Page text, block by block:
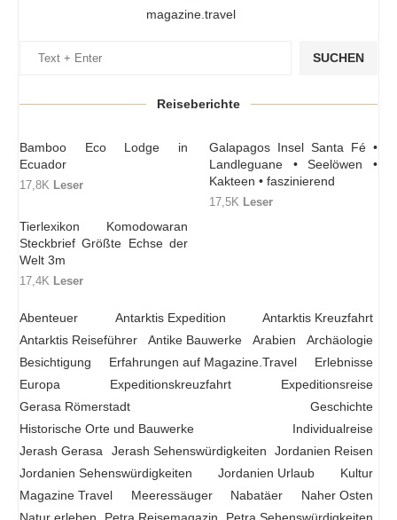
magazine.travel
SUCHEN
Reiseberichte
Bamboo Eco Lodge in
Ecuador
17,8K Leser
Galapagos Insel Santa Fé •
Landleguane • Seelöwen •
Kakteen • faszinierend
17,5K Leser
Tierlexikon Komodowaran
Steckbrief Größte Echse der
Welt 3m
17,4K Leser
Abenteuer Antarktis Expedition
Antarktis Kreuzfahrt
Antarktis Reiseführer
Antike Bauwerke Arabien
Archäologie
Besichtigung
Erfahrungen auf Magazine.Travel
Erlebnisse
Europa
Expeditionskreuzfahrt
Expeditionsreise
Gerasa Römerstadt
Geschichte
Historische Orte und Bauwerke
Individualreise
Jerash Gerasa
Jerash Sehenswürdigkeiten
Jordanien Reisen
Jordanien Sehenswürdigkeiten
Jordanien Urlaub
Kultur
Magazine Travel
Meeressäuger Nabatäer
Naher Osten
Natur erleben
Petra Reisemagazin Petra Sehenswürdigkeiten